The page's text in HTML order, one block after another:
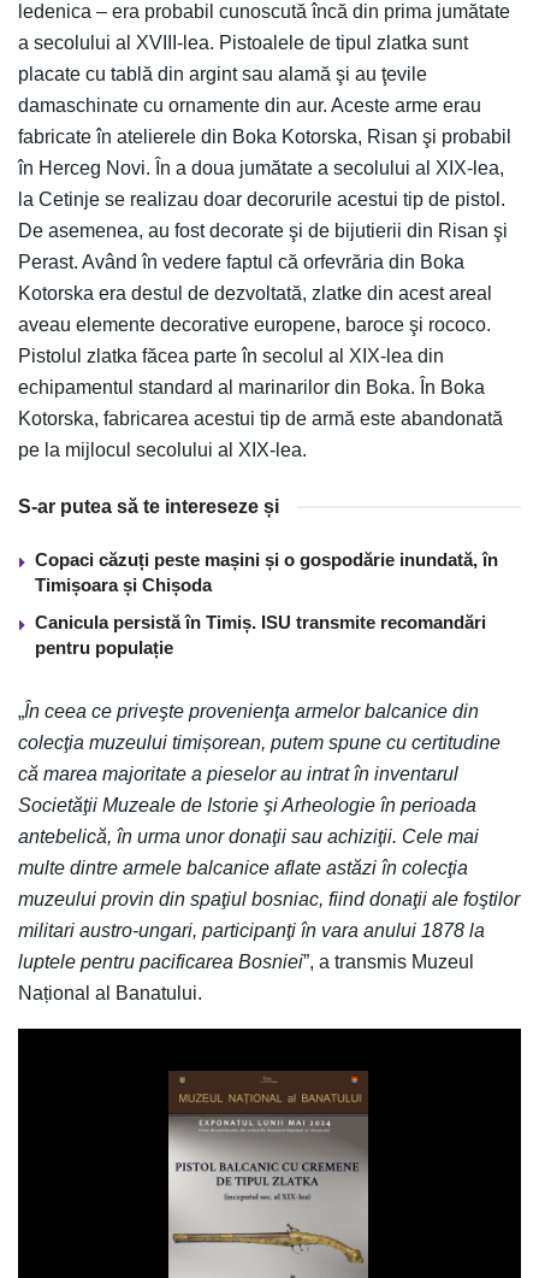
ledenica – era probabil cunoscută încă din prima jumătate
a secolului al XVIII-lea. Pistoalele de tipul zlatka sunt
placate cu tablă din argint sau alamă şi au ţevile
damaschinate cu ornamente din aur. Aceste arme erau
fabricate în atelierele din Boka Kotorska, Risan şi probabil
în Herceg Novi. În a doua jumătate a secolului al XIX-lea,
la Cetinje se realizau doar decorurile acestui tip de pistol.
De asemenea, au fost decorate şi de bijutierii din Risan şi
Perast. Având în vedere faptul că orfevrăria din Boka
Kotorska era destul de dezvoltată, zlatke din acest areal
aveau elemente decorative europene, baroce şi rococo.
Pistolul zlatka făcea parte în secolul al XIX-lea din
echipamentul standard al marinarilor din Boka. În Boka
Kotorska, fabricarea acestui tip de armă este abandonată
pe la mijlocul secolului al XIX-lea.
S-ar putea să te intereseze și
Copaci căzuți peste mașini și o gospodărie inundată, în
Timișoara și Chișoda
Canicula persistă în Timiș. ISU transmite recomandări
pentru populație
„În ceea ce priveşte provenienţa armelor balcanice din
colecţia muzeului timișorean, putem spune cu certitudine
că marea majoritate a pieselor au intrat în inventarul
Societăţii Muzeale de Istorie şi Arheologie în perioada
antebelică, în urma unor donaţii sau achiziţii. Cele mai
multe dintre armele balcanice aflate astăzi în colecţia
muzeului provin din spaţiul bosniac, fiind donaţii ale foştilor
militari austro-ungari, participanţi în vara anului 1878 la
luptele pentru pacificarea Bosniei”, a transmis Muzeul
Național al Banatului.